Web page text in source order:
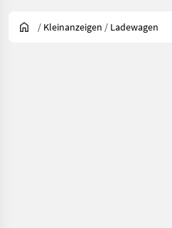
/ Kleinanzeigen / Ladewagen